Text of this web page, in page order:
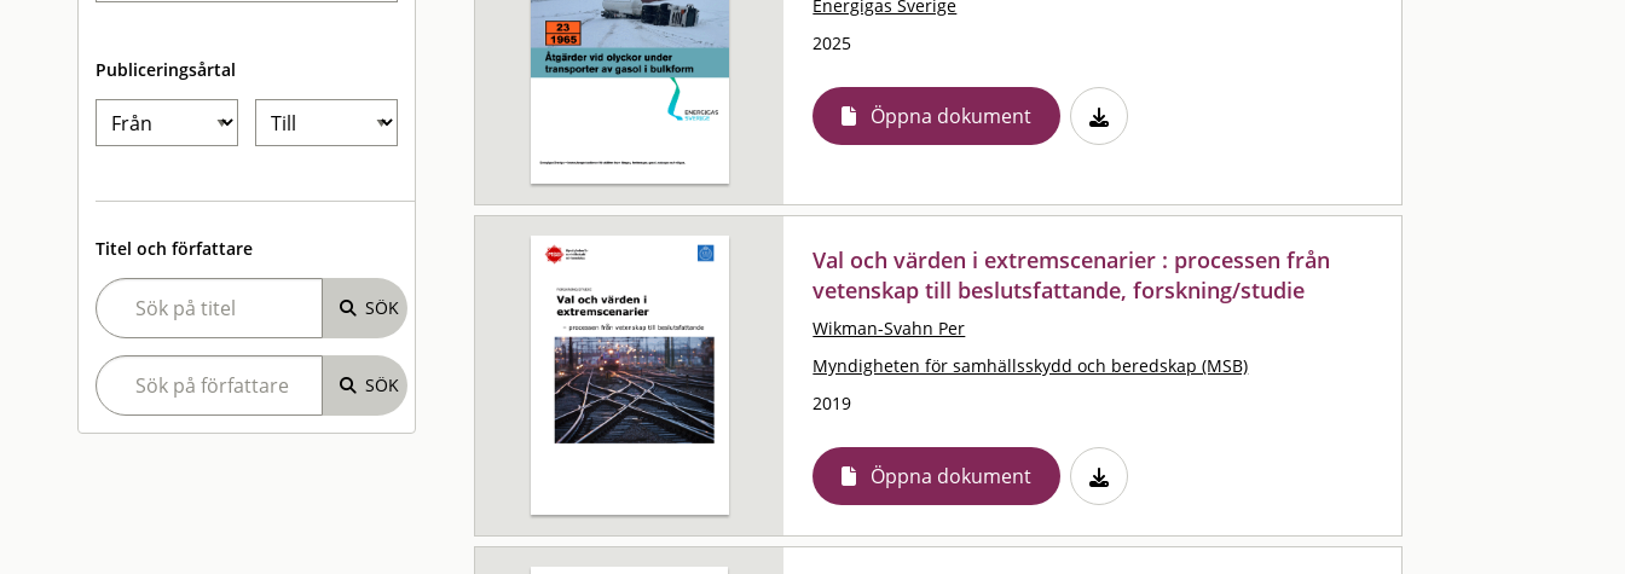
Publiceringsårtal
Titel och författare
Energigas Sverige
2025
Öppna dokument
Val och värden i extremscenarier : processen från
vetenskap till beslutsfattande, forskning/studie
Wikman-Svahn Per
Myndigheten för samhällsskydd och beredskap (MSB)
2019
Öppna dokument